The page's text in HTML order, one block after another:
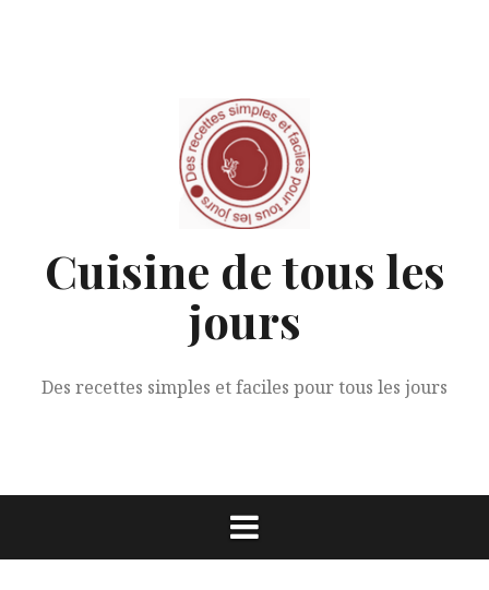
Cuisine de tous les
jours
Des recettes simples et faciles pour tous les jours